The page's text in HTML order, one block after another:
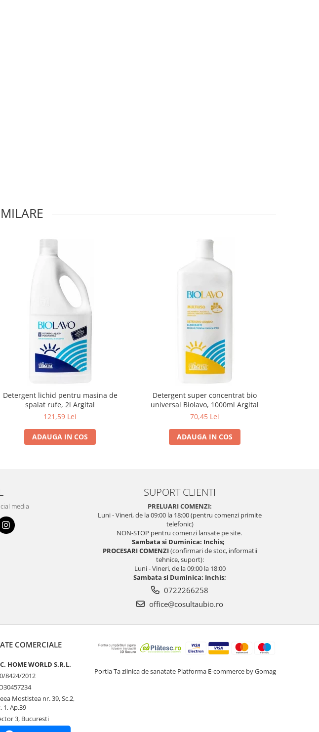
Detergent lichid pentru masina de
spalat rufe, 2l Argital
121,59 Lei
ADAUGA IN COS
Detergent super concentrat bio
universal Biolavo, 1000ml Argital
70,45 Lei
ADAUGA IN COS
media
SUPORT CLIENTI
PRELUARI COMENZI:
Luni - Vineri, de la 09:00 la 18:00 (pentru comenzi primite
telefonic)
NON-STOP pentru comenzi lansate pe site.
Sambata si Duminica: Inchis;
PROCESARI COMENZI(confirmari de stoc, informatii
tehnice, suport):
Luni - Vineri, de la 09:00 la 18:00
Sambata si Duminica: Inchis;
0722266258
office@cosultaubio.ro
COMERCIALE
HOME WORLD S.R.L.
8424/2012
Mostistea nr. 39, Sc.2,
1, Ap.39
3, Bucuresti
Portia Ta zilnica de sanatate Platforma E-commerce by Gomag